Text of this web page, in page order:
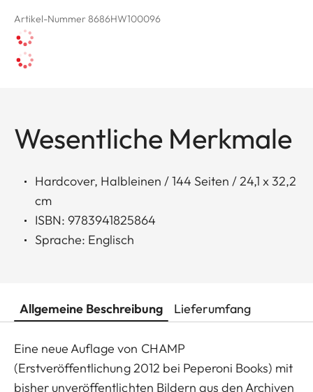
Artikel-Nummer 8686HW100096
Wesentliche Merkmale
Hardcover, Halbleinen / 144 Seiten / 24,1 x 32,2
cm
ISBN: 9783941825864
Sprache: Englisch
Allgemeine Beschreibung Lieferumfang
Eine neue Auflage von CHAMP
(Erstveröffentlichung 2012 bei Peperoni Books) mit
bisher unveröffentlichten Bildern aus den Archiven